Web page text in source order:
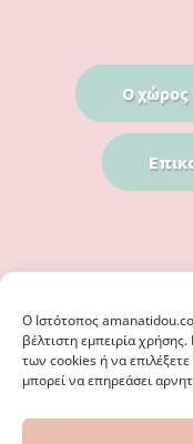
Ο Iστότοπος
βέλτιστη εμπειρία
των cookies ή να
μπορεί να επηρεάσει
Ο χώρος